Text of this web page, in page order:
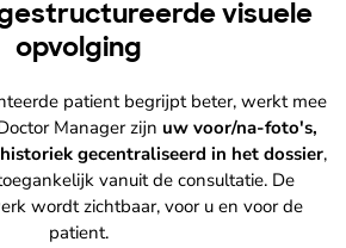
visuele
opvolging
patient begrijpt beter, werkt mee
Manager zijn uw voor/na-foto's,
gecentraliseerd in het dossier,
vanuit de consultatie. De
wordt zichtbaar, voor u en voor de
patient.